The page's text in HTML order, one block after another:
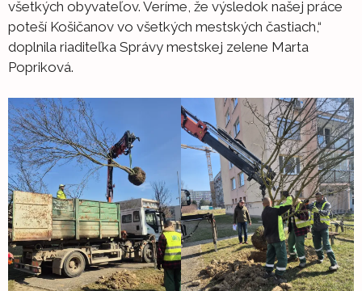
všetkých obyvateľov. Veríme, že výsledok našej práce
poteší Košičanov vo všetkých mestských častiach,“
doplnila riaditeľka Správy mestskej zelene Marta
Popriková.